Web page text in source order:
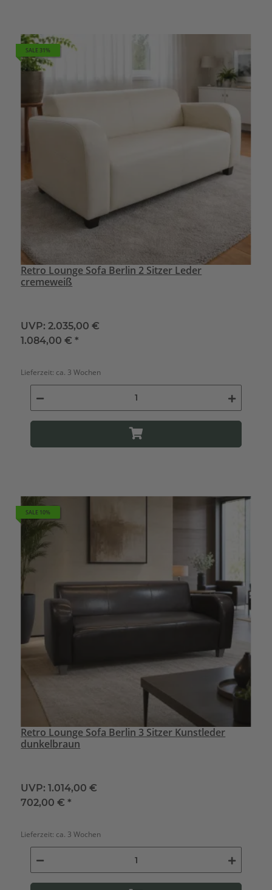
SALE 31%
Retro Lounge Sofa Berlin 2 Sitzer Leder
cremeweiß
UVP: 2.035,00 €
1.084,00 €*
Lieferzeit: ca. 3 Wochen
SALE 10%
Retro Lounge Sofa Berlin 3 Sitzer Kunstleder
dunkelbraun
UVP: 1.014,00 €
702,00 €*
Lieferzeit: ca. 3 Wochen